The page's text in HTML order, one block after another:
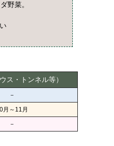
野菜。
ス・トンネル等）
－
月～11月
－